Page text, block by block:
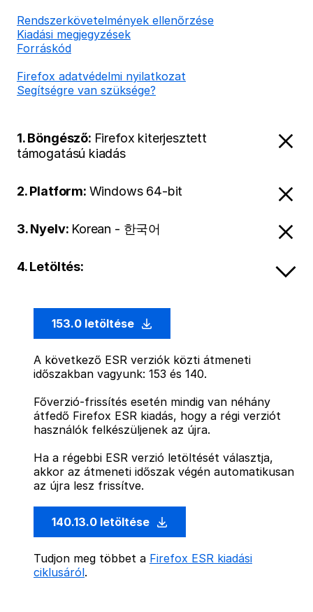
Rendszerkövetelmények ellenőrzése
Kiadási megjegyzések
Forráskód
Firefox adatvédelmi nyilatkozat
Segítségre van szüksége?
1. Böngésző: Firefox kiterjesztett
támogatású kiadás
2. Platform: Windows 64-bit
3. Nyelv: Korean - 한국어
4. Letöltés:
153.0 letöltése
A következő ESR verziók közti átmeneti
időszakban vagyunk: 153 és 140.
Főverzió-frissítés esetén mindig van néhány
átfedő Firefox ESR kiadás, hogy a régi verziót
használók felkészüljenek az újra.
Ha a régebbi ESR verzió letöltését választja,
akkor az átmeneti időszak végén automatikusan
az újra lesz frissítve.
140.13.0 letöltése
Tudjon meg többet a Firefox ESR kiadási
ciklusáról.